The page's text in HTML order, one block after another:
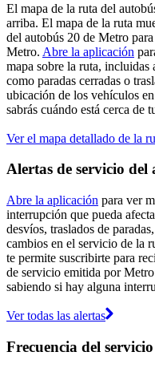
El mapa de la ruta del
arriba. El mapa de la ruta
del autobús 20 de Metro
Metro. Abre la aplicación
mapa sobre la ruta, incluidas
como paradas cerradas o
ubicación de los vehículos
sabrás cuándo está cerca de
Ver el mapa detallado de la
Alertas de servicio
Abre la aplicación para ver
interrupción que pueda
desvíos, traslados de
cambios en el servicio de la
te permite suscribirte para
de servicio emitida por
sabiendo si hay alguna
Ver todas las alertas
Frecuencia del